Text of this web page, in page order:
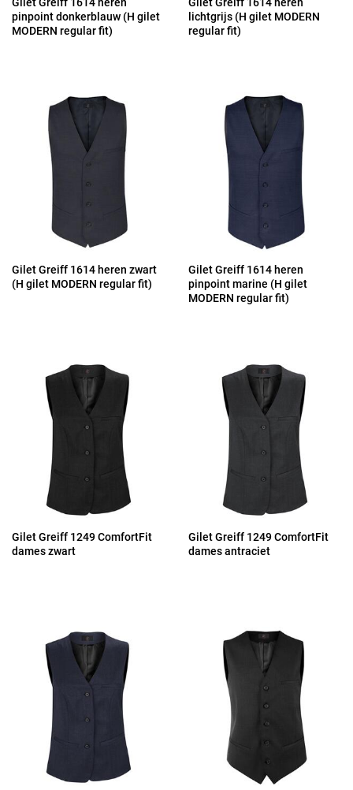
Gilet Greiff 1614 heren
pinpoint donkerblauw (H gilet
MODERN regular fit)
Gilet Greiff 1614 heren
lichtgrijs (H gilet MODERN
regular fit)
Gilet Greiff 1614 heren zwart
(H gilet MODERN regular fit)
Gilet Greiff 1614 heren
pinpoint marine (H gilet
MODERN regular fit)
Gilet Greiff 1249 ComfortFit
dames zwart
Gilet Greiff 1249 ComfortFit
dames antraciet